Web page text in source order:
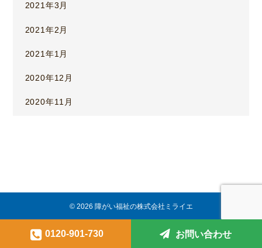
2021年3月
2021年2月
2021年1月
2020年12月
2020年11月
© 2026 障がい福祉の株式会社ミライエ
0120-901-730 お問い合わせ